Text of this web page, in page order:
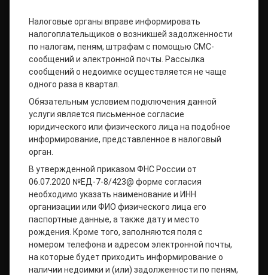
Налоговые органы вправе информировать
налогоплательщиков о возникшей задолженности
по налогам, пеням, штрафам с помощью СМС-
сообщений и электронной почты. Рассылка
сообщений о недоимке осуществляется не чаще
одного раза в квартал.
Обязательным условием подключения данной
услуги является письменное согласие
юридического или физического лица на подобное
информирование, представленное в налоговый
орган.
В утвержденной приказом ФНС России от
06.07.2020 №ЕД-7-8/423@ форме согласия
необходимо указать наименование и ИНН
организации или ФИО физического лица его
паспортные данные, а также дату и место
рождения. Кроме того, заполняются поля с
номером телефона и адресом электронной почты,
на которые будет приходить информирование о
наличии недоимки и (или) задолженности по пеням,